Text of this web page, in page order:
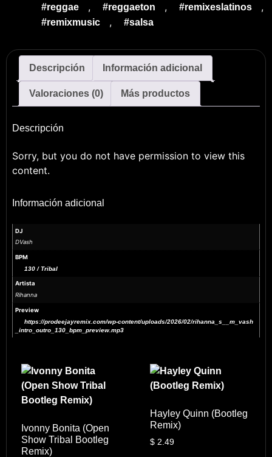
#reggae , #reggaeton , #remixeslatinos ,
#remixmusic , #salsa
Descripción Información adicional
Valoraciones (0) Más productos
Descripción
Sorry, but you do not have permission to view this
content.
Información adicional
DJ
DVash
BPM
130 / Tribal
Artista
Rihanna
Preview
https://prodeejayremix.com/wp-content/uploads/2026/02/rihanna_s__m_vash
_intro_outro_130_bpm_preview.mp3
Ivonny Bonita (Open
Show Tribal Bootleg
Remix)
Hayley Quinn (Bootleg
Remix)
$ 2.49